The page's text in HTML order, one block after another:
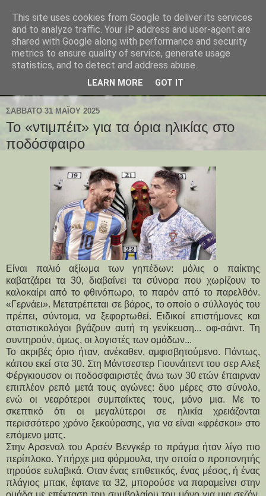
ΣΆΒΒΑΤΟ 31 ΜΑΪ́ΟΥ 2025
Το «ντιμπέιτ» για τα όρια ηλικίας στο
ποδόσφαιρο
Είναι παλιό αξίωμα των γηπέδων: μόλις ο παίκτης
καβατζάρει τα 30, διαβαίνει τα σύνορα που χωρίζουν το
καλοκαίρι από το φθινόπωρο, το παρόν από το παρελθόν.
«Γερνάει». Μετατρέπεται σε βάρος, το οποίο ο σύλλογός του
πρέπει, σύντομα, να ξεφορτωθεί. Ειδικοί επιστήμονες και
στατιστικολόγοι βγάζουν αυτή τη γενίκευση... οφ-σάιντ. Τη
συντηρούν, όμως, οι λογιστές των ομάδων...
Το ακριβές όριο ήταν, ανέκαθεν, αμφισβητούμενο. Πάντως,
κάπου εκεί στα 30. Στη Μάντσεστερ Γιουνάιτεντ του σερ Αλεξ
Φέργκιουσον οι ποδοσφαιριστές άνω των 30 ετών έπαιρναν
επιπλέον ρεπό μετά τους αγώνες: δυο μέρες στο σύνολο,
ενώ οι νεαρότεροι συμπαίκτες τους, μόνο μια. Με το
σκεπτικό ότι οι μεγαλύτεροι σε ηλικία χρειάζονται
περισσότερο χρόνο ξεκούρασης, για να είναι «φρέσκοι» στο
επόμενο ματς.
Στην Αρσεναλ του Αρσέν Βενγκέρ το πράγμα ήταν λίγο πιο
περίπλοκο. Υπήρχε μια φόρμουλα, την οποία ο προπονητής
τηρούσε ευλαβικά. Οταν ένας επιθετικός, ένας μέσος, ή ένας
πλάγιος μπακ, έφτανε τα 32, μπορούσε να παραμείνει στην
This site uses cookies from Google to deliver its services
and to analyze traffic. Your IP address and user-agent are
shared with Google along with performance and security
metrics to ensure quality of service, generate usage
statistics, and to detect and address abuse.
LEARN MORE GOT IT